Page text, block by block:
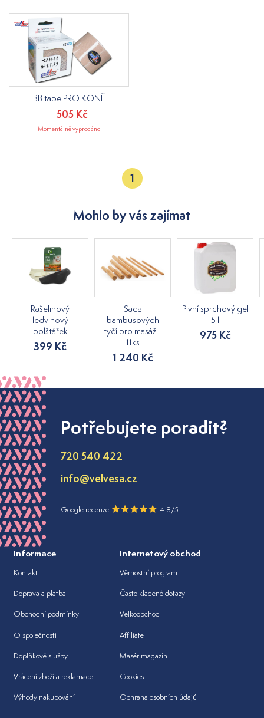
BB tape PRO KONĚ
505 Kč
Momentálně vyprodáno
1
Mohlo by vás zajímat
Rašelinový
ledvinový
polštářek
399 Kč
Sada
bambusových
tyčí pro masáž -
11ks
1 240 Kč
Pivní sprchový gel
5 l
975 Kč
Potřebujete poradit?
720 540 422
info@velvesa.cz
Google recenze 4.8/5
Informace
Kontakt
Doprava a platba
Obchodní podmínky
O společnosti
Doplňkové služby
Vrácení zboží a reklamace
Výhody nakupování
Internetový obchod
Věrnostní program
Často kladené dotazy
Velkoobchod
Affiliate
Masér magazín
Cookies
Ochrana osobních údajů